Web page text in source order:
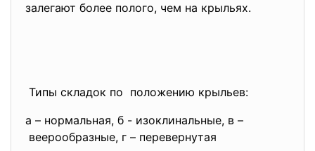
залегают более полого, чем на крыльях.
Типы складок по положению крыльев:
а – нормальная, б - изоклинальные, в –
веерообразные, г – перевернутая